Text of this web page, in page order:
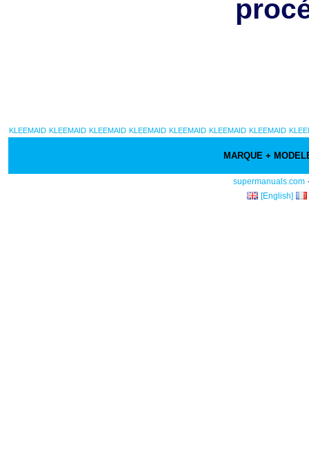
KLEEMAID KLEEMAID KLEEMAID KLEEMAID KLEEMAID KLEEMAID KLEEMAID
MARQUE +
supermanuals.com
[English]